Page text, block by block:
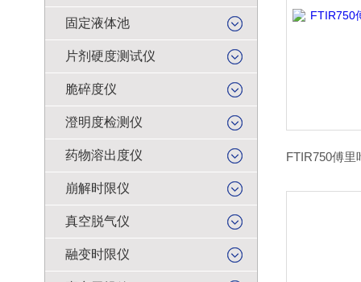
固定液体池
片剂硬度测试仪
脆碎度仪
澄明度检测仪
药物溶出度仪
崩解时限仪
真空脱气仪
融变时限仪